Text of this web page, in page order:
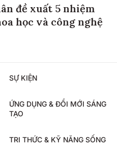
đề xuất 5 nhiệm
học và công nghệ
SỰ KIỆN
ỨNG DỤNG & ĐỔI MỚI SÁNG
TẠO
TRI THỨC & KỸ NĂNG SỐNG